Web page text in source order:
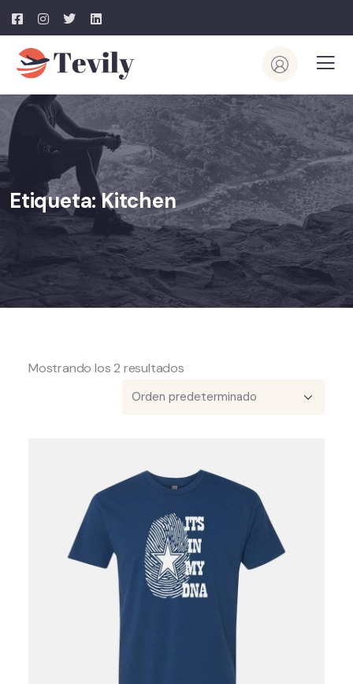
Etiqueta:Kitchen
Mostrando los 2 resultados